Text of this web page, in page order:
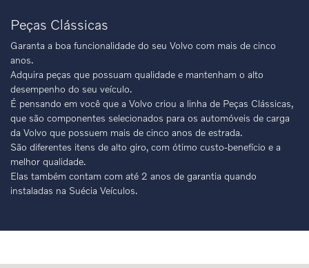
Peças Clássicas
Garanta a boa funcionalidade do seu Volvo com mais de cinco
anos.
Adquira peças que possuam qualidade e mantenham o alto
desempenho do seu veículo.
É pensando em você que a Volvo criou a linha de Peças Clássicas,
que são componentes selecionados para os automóveis de carga
da Volvo que possuem mais de cinco anos de estrada.
São diferentes itens de alto giro, com ótimo custo-benefício e a
melhor qualidade.
Elas também contam com até 2 anos de garantia quando
instaladas na Suécia Veículos.